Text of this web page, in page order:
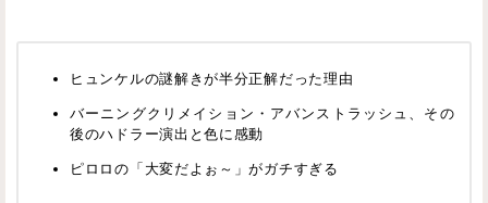
ヒュンケルの謎解きが半分正解だった理由
バーニングクリメイション・アバンストラッシュ、その
後のハドラー演出と色に感動
ピロロの「大変だよぉ～」がガチすぎる